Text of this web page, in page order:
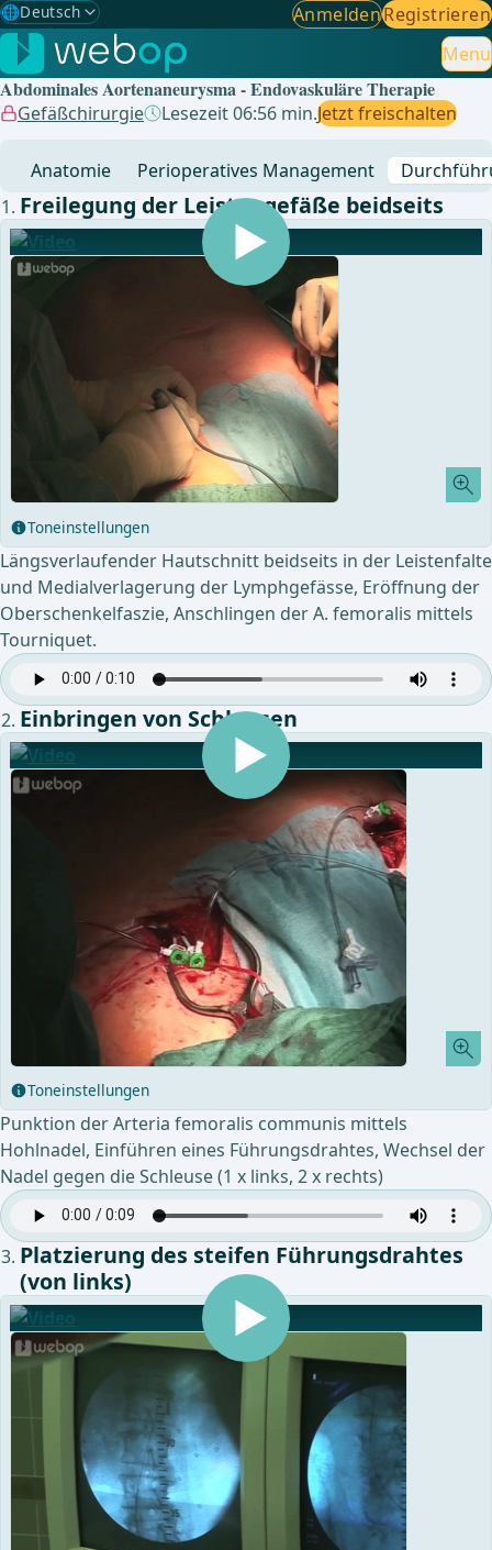
🌐Deutsch
Gewählte Sprache: Deutsch
🇩🇪 Deutsch ✓
🇬🇧English
🇧🇷 Brasilianisch
AnmeldenRegistrieren
Menu
Abdominales Aortenaneurysma - Endovaskuläre Therapie
Gefäßchirurgie Lesezeit 06:56 min.Jetzt freischalten
Anatomie Perioperatives Management
Freilegung der Leistengefäße beidseits
Toneinstellungen
Längsverlaufender Hautschnitt beidseits in der Leistenfalte
und Medialverlagerung der Lymphgefässe, Eröffnung der
Oberschenkelfaszie, Anschlingen der A. femoralis mittels
Tourniquet.
Einbringen von Schleusen
Toneinstellungen
Punktion der Arteria femoralis communis mittels
Hohlnadel, Einführen eines Führungsdrahtes, Wechsel der
Nadel gegen die Schleuse (1 x links, 2 x rechts)
Platzierung des steifen Führungsdrahtes
(von links)